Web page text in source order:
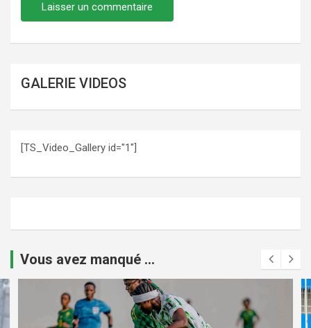
GALERIE VIDEOS
[TS_Video_Gallery id="1"]
Vous avez manqué ...